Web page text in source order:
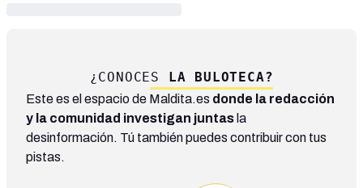
¿CONOCES LA BULOTECA?
Este es el espacio de Maldita.es donde la redacción
y la comunidad investigan juntas la
desinformación. Tú también puedes contribuir con tus
pistas.